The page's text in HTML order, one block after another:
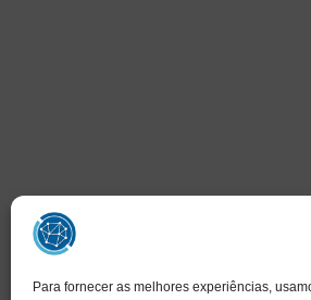
Para fornecer as melhores experiências,